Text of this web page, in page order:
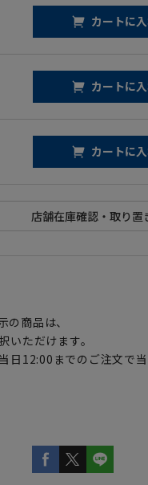
カートに
カートに
カートに
の商品は、
いただけます。
日12:00までのご注文で